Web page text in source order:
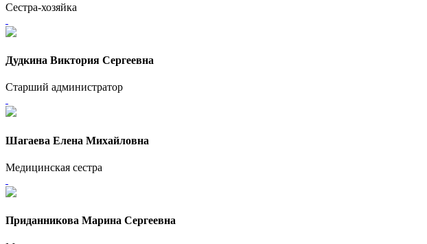
Сестра-хозяйка
Дудкина Виктория Сергеевна
Старший администратор
Шагаева Елена Михайловна
Медицинская сестра
Приданникова Марина Сергеевна